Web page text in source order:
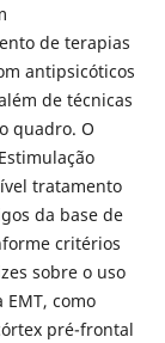
de terapias
antipsicóticos
de técnicas
quadro. O
tratamento
da base de
critérios
sobre o uso
como
pré-frontal